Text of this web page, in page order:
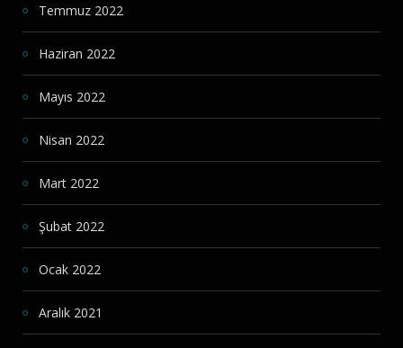
Temmuz 2022
Haziran 2022
Mayıs 2022
Nisan 2022
Mart 2022
Şubat 2022
Ocak 2022
Aralık 2021